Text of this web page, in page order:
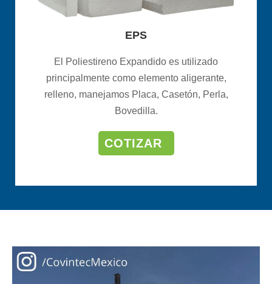
EPS
El Poliestireno Expandido es utilizado
principalmente como elemento aligerante,
relleno, manejamos Placa, Casetón, Perla,
Bovedilla.
COTIZAR